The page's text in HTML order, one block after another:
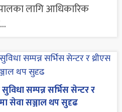
लागि आधिकारिक
सम्पन्न सर्भिस सेन्टर र
सेवा सञ्जाल थप सुदृढ